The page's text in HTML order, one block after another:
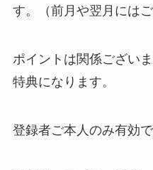
す。（前月や翌月にはご
ポイントは関係ござい
特典になります。
登録者ご本人のみ有効で